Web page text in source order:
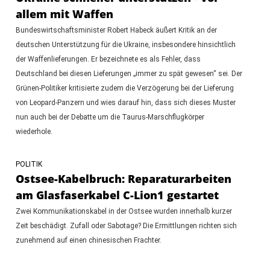
allem mit Waffen
Bundeswirtschaftsminister Robert Habeck äußert Kritik an der
deutschen Unterstützung für die Ukraine, insbesondere hinsichtlich
der Waffenlieferungen. Er bezeichnete es als Fehler, dass
Deutschland bei diesen Lieferungen „immer zu spät gewesen“ sei. Der
Grünen-Politiker kritisierte zudem die Verzögerung bei der Lieferung
von Leopard-Panzern und wies darauf hin, dass sich dieses Muster
nun auch bei der Debatte um die Taurus-Marschflugkörper
wiederhole.
POLITIK
Ostsee-Kabelbruch: Reparaturarbeiten
am Glasfaserkabel C-Lion1 gestartet
Zwei Kommunikationskabel in der Ostsee wurden innerhalb kurzer
Zeit beschädigt. Zufall oder Sabotage? Die Ermittlungen richten sich
zunehmend auf einen chinesischen Frachter.